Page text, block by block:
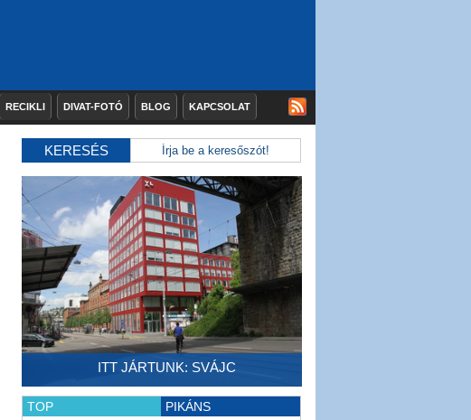
RECIKLI DIVAT-FOTÓ BLOG KAPCSOLAT
KERESÉS
ITT JÁRTUNK: SVÁJC
TOP PIKÁNS